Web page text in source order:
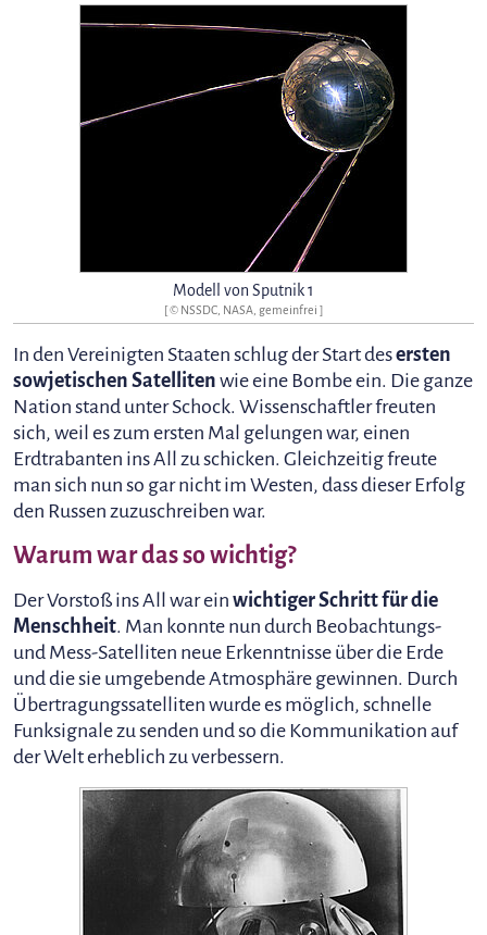
Modell von Sputnik 1
[ © NSSDC, NASA, gemeinfrei ]
In den Vereinigten Staaten schlug der Start desersten
sowjetischen Satelliten wie eine Bombe ein. Die ganze
Nation stand unter Schock. Wissenschaftler freuten
sich, weil es zum ersten Mal gelungen war, einen
Erdtrabanten ins All zu schicken. Gleichzeitig freute
man sich nun so gar nicht im Westen, dass dieser Erfolg
den Russen zuzuschreiben war.
Warum war das so wichtig?
Der Vorstoß ins All war ein wichtiger Schritt für die
Menschheit. Man konnte nun durch Beobachtungs-
und Mess-Satelliten neue Erkenntnisse über die Erde
und die sie umgebende Atmosphäre gewinnen. Durch
Übertragungssatelliten wurde es möglich, schnelle
Funksignale zu senden und so die Kommunikation auf
der Welt erheblich zu verbessern.